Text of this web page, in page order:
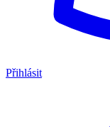
Přihlásit